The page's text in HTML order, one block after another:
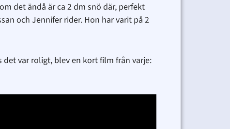
det ändå är ca 2 dm snö där, perfekt
och Jennifer rider. Hon har varit på 2
var roligt, blev en kort film från varje: